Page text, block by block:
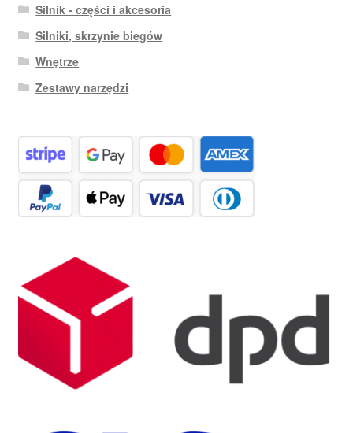
Silnik - części i akcesoria
Silniki, skrzynie biegów
Wnętrze
Zestawy narzędzi